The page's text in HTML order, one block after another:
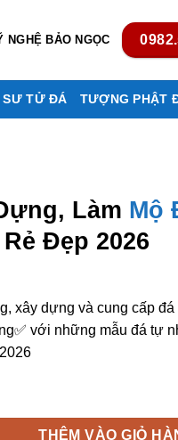
NGHỆ BẢO NGỌC
SƯ TỬ ĐÁ TƯỢNG PHẬT
Làm Mộ
Đẹp 2026
xây dựng và cung cấp
với những mẫu đá tự
đá không mái ở Bình
THÊM VÀO GIỎ